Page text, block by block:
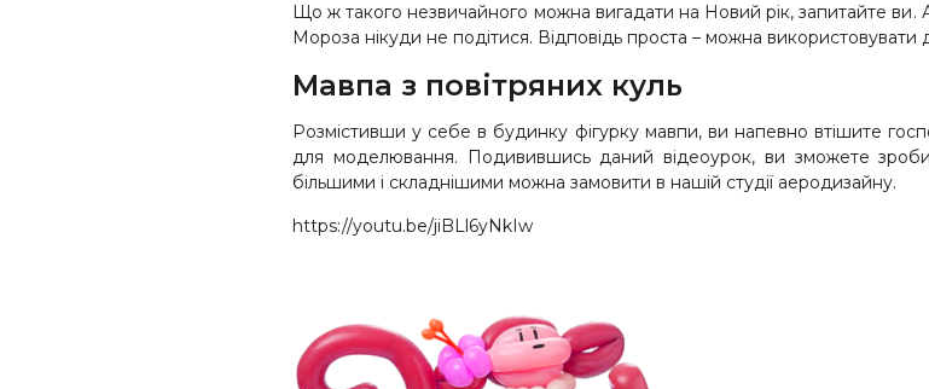
Що ж такого незвичайного можна вигадати на Новий рік, запитайте ви.
Мороза нікуди не подітися. Відповідь проста – можна використовувати
Мавпа з повітряних куль
Розмістивши у себе в будинку фігурку мавпи, ви напевно втішите
для моделювання. Подивившись даний відеоурок, ви зможете
більшими і складнішими можна замовити в нашій студії аеродизайну.
https://youtu.be/jiBLl6yNkIw